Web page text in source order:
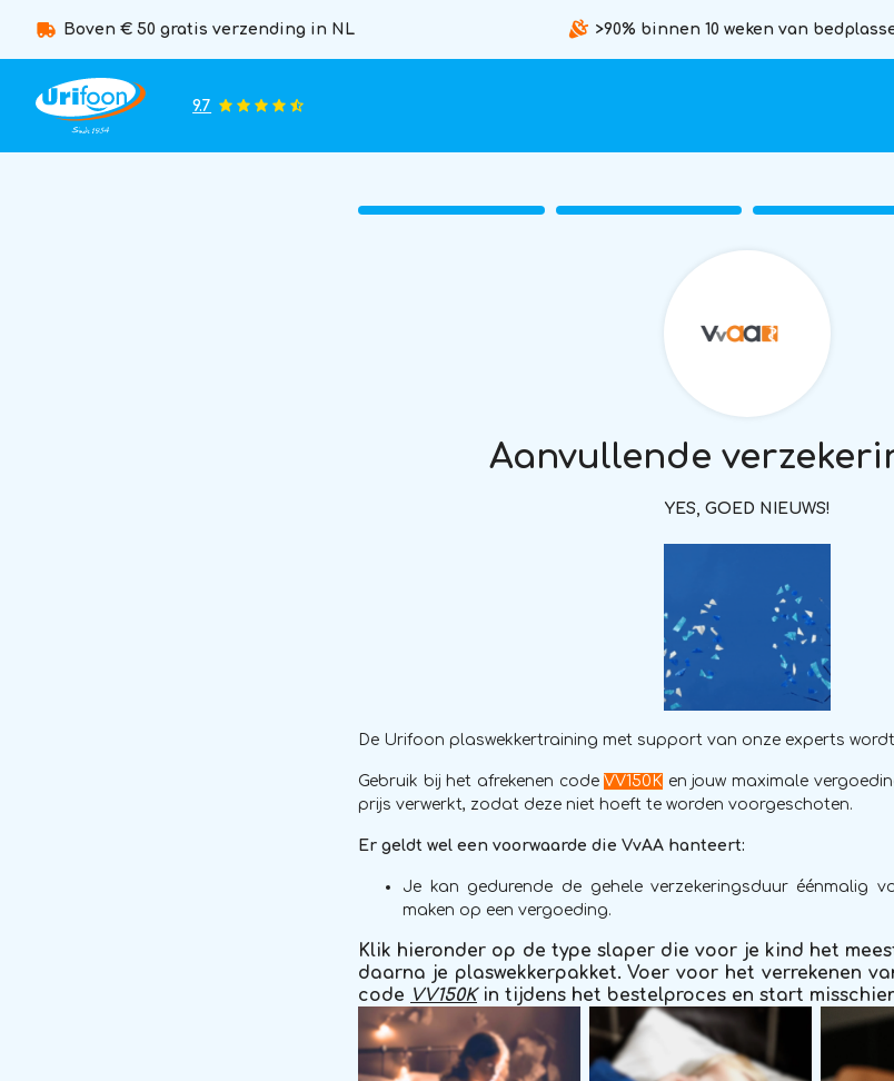
Boven € 50 gratis verzending in NL >90% binnen 10 weken van
9.7
Aanvullende
YES, GOED NIEUWS!
De Urifoon plaswekkertraining met support van onze experts
Gebruik bij het afrekenen codeVV150K en jouw maximale
prijs verwerkt, zodat deze niet hoeft te worden voorgeschoten.
Er geldt wel een voorwaarde die VvAA hanteert:
Je kan gedurende de gehele verzekeringsduur éénmalig
maken op een vergoeding.
Klik hieronder op de type slaper die voor je kind het
daarna je plaswekkerpakket. Voer voor het verrekenen
code VV150Kin tijdens het bestelproces en start